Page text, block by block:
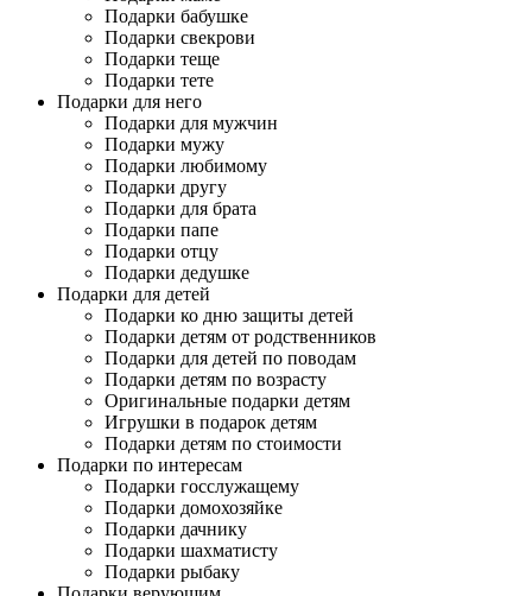
Подарки бабушке
Подарки свекрови
Подарки теще
Подарки тете
Подарки для него
Подарки для мужчин
Подарки мужу
Подарки любимому
Подарки другу
Подарки для брата
Подарки папе
Подарки отцу
Подарки дедушке
Подарки для детей
Подарки ко дню защиты детей
Подарки детям от родственников
Подарки для детей по поводам
Подарки детям по возрасту
Оригинальные подарки детям
Игрушки в подарок детям
Подарки детям по стоимости
Подарки по интересам
Подарки госслужащему
Подарки домохозяйке
Подарки дачнику
Подарки шахматисту
Подарки рыбаку